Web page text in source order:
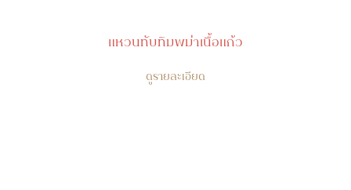
แหวนทับทิมพม่าเนื้อแก้ว
ดูรายละเอียด